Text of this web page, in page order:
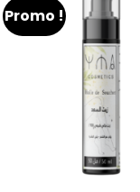
Promo !